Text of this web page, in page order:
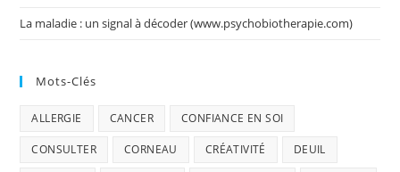
La maladie : un signal à décoder (www.psychobiotherapie.com)
Mots-Clés
ALLERGIE CANCER CONFIANCE EN SOI
CONSULTER CORNEAU CRÉATIVITÉ DEUIL